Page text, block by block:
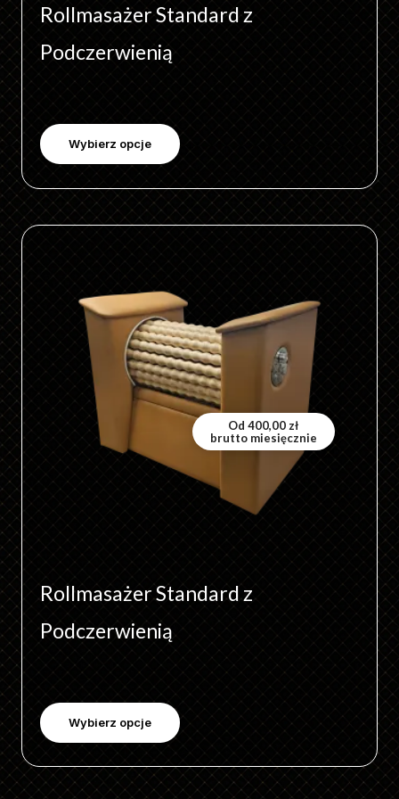
Rollmasażer Standard z
Podczerwienią
Wybierz opcje
Od400,00 zł
brutto miesięcznie
Rollmasażer Standard z
Podczerwienią
Wybierz opcje
Ten
wiele
wariantów.
Opcje
można
wybrać
stronie
produktu